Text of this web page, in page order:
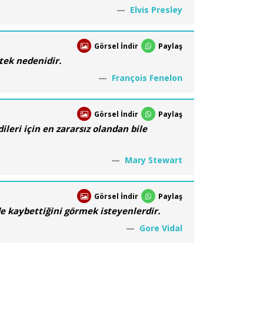
Elvis Presley
Görsel İndir Paylaş
nedenidir.
François Fenelon
Görsel İndir Paylaş
için en zararsız olandan bile
Mary Stewart
Görsel İndir Paylaş
kaybettiğini görmek isteyenlerdir.
Gore Vidal